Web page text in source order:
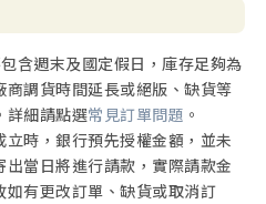
含週末及國定假日，庫存足夠為
調貨時間延長或絕版、缺貨等
詳細請點選常見訂單問題 。
時，銀行預先授權金額，並未
當日將進行請款，實際請款金
有更改訂單、缺貨或取消訂